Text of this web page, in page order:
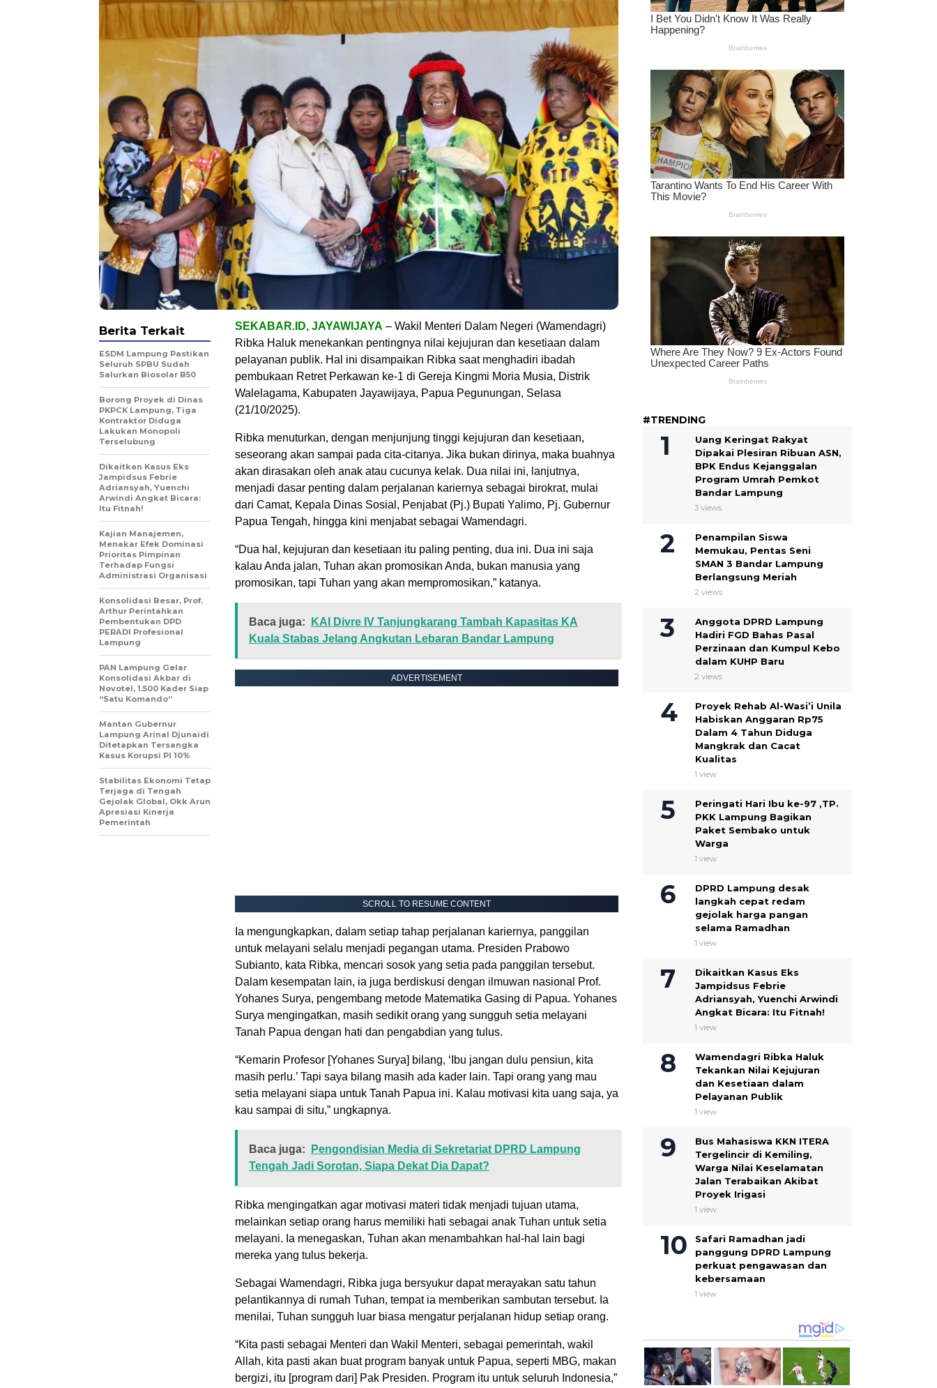
SEKABAR.ID, JAYAWIJAYA – Wakil Menteri Dalam Negeri (Wamendagri)
Ribka Haluk menekankan pentingnya nilai kejujuran dan kesetiaan dalam
pelayanan publik. Hal ini disampaikan Ribka saat menghadiri ibadah
pembukaan Retret Perkawan ke-1 di Gereja Kingmi Moria Musia, Distrik
Walelagama, Kabupaten Jayawijaya, Papua Pegunungan, Selasa
(21/10/2025).
Ribka menuturkan, dengan menjunjung tinggi kejujuran dan kesetiaan,
seseorang akan sampai pada cita-citanya. Jika bukan dirinya, maka buahnya
akan dirasakan oleh anak atau cucunya kelak. Dua nilai ini, lanjutnya,
menjadi dasar penting dalam perjalanan kariernya sebagai birokrat, mulai
dari Camat, Kepala Dinas Sosial, Penjabat (Pj.) Bupati Yalimo, Pj. Gubernur
Papua Tengah, hingga kini menjabat sebagai Wamendagri.
“Dua hal, kejujuran dan kesetiaan itu paling penting, dua ini. Dua ini saja
kalau Anda jalan, Tuhan akan promosikan Anda, bukan manusia yang
promosikan, tapi Tuhan yang akan mempromosikan,” katanya.
Baca juga:
KAI Divre IV Tanjungkarang Tambah Kapasitas KA
Kuala Stabas Jelang Angkutan Lebaran Bandar Lampung
ADVERTISEMENT
SCROLL TO RESUME CONTENT
Ia mengungkapkan, dalam setiap tahap perjalanan kariernya, panggilan
untuk melayani selalu menjadi pegangan utama. Presiden Prabowo
Subianto, kata Ribka, mencari sosok yang setia pada panggilan tersebut.
Dalam kesempatan lain, ia juga berdiskusi dengan ilmuwan nasional Prof.
Yohanes Surya, pengembang metode Matematika Gasing di Papua. Yohanes
Surya mengingatkan, masih sedikit orang yang sungguh setia melayani
Tanah Papua dengan hati dan pengabdian yang tulus.
“Kemarin Profesor [Yohanes Surya] bilang, ‘Ibu jangan dulu pensiun, kita
masih perlu.’ Tapi saya bilang masih ada kader lain. Tapi orang yang mau
setia melayani siapa untuk Tanah Papua ini. Kalau motivasi kita uang saja, ya
kau sampai di situ,” ungkapnya.
Baca juga:
Pengondisian Media di Sekretariat DPRD Lampung
Tengah Jadi Sorotan, Siapa Dekat Dia Dapat?
Ribka mengingatkan agar motivasi materi tidak menjadi tujuan utama,
melainkan setiap orang harus memiliki hati sebagai anak Tuhan untuk setia
melayani. Ia menegaskan, Tuhan akan menambahkan hal-hal lain bagi
mereka yang tulus bekerja.
Sebagai Wamendagri, Ribka juga bersyukur dapat merayakan satu tahun
pelantikannya di rumah Tuhan, tempat ia memberikan sambutan tersebut. Ia
menilai, Tuhan sungguh luar biasa mengatur perjalanan hidup setiap orang.
“Kita pasti sebagai Menteri dan Wakil Menteri, sebagai pemerintah, wakil
Allah, kita pasti akan buat program banyak untuk Papua, seperti MBG, makan
bergizi, itu [program dari] Pak Presiden. Program itu untuk seluruh Indonesia,”
Berita Terkait
ESDM Lampung Pastikan
Seluruh SPBU Sudah
Salurkan Biosolar B50
Borong Proyek di Dinas
PKPCK Lampung, Tiga
Kontraktor Diduga
Lakukan Monopoli
Terselubung
Dikaitkan Kasus Eks
Jampidsus Febrie
Adriansyah, Yuenchi
Arwindi Angkat Bicara:
Itu Fitnah!
Kajian Manajemen,
Menakar Efek Dominasi
Prioritas Pimpinan
Terhadap Fungsi
Administrasi Organisasi
Konsolidasi Besar, Prof.
Arthur Perintahkan
Pembentukan DPD
PERADI Profesional
Lampung
PAN Lampung Gelar
Konsolidasi Akbar di
Novotel, 1.500 Kader Siap
“Satu Komando”
Mantan Gubernur
Lampung Arinal Djunaidi
Ditetapkan Tersangka
Kasus Korupsi PI 10%
Stabilitas Ekonomi Tetap
Terjaga di Tengah
Gejolak Global, Okk Arun
Apresiasi Kinerja
Pemerintah
#TRENDING
Uang Keringat Rakyat
Dipakai Plesiran Ribuan ASN,
BPK Endus Kejanggalan
Program Umrah Pemkot
Bandar Lampung
3 views
Penampilan Siswa
Memukau, Pentas Seni
SMAN 3 Bandar Lampung
Berlangsung Meriah
2 views
Anggota DPRD Lampung
Hadiri FGD Bahas Pasal
Perzinaan dan Kumpul Kebo
dalam KUHP Baru
2 views
Proyek Rehab Al-Wasi’i Unila
Habiskan Anggaran Rp75
Dalam 4 Tahun Diduga
Mangkrak dan Cacat
Kualitas
1 view
Peringati Hari Ibu ke-97 ,TP.
PKK Lampung Bagikan
Paket Sembako untuk
Warga
1 view
DPRD Lampung desak
langkah cepat redam
gejolak harga pangan
selama Ramadhan
1 view
Dikaitkan Kasus Eks
Jampidsus Febrie
Adriansyah, Yuenchi Arwindi
Angkat Bicara: Itu Fitnah!
1 view
Wamendagri Ribka Haluk
Tekankan Nilai Kejujuran
dan Kesetiaan dalam
Pelayanan Publik
1 view
Bus Mahasiswa KKN ITERA
Tergelincir di Kemiling,
Warga Nilai Keselamatan
Jalan Terabaikan Akibat
Proyek Irigasi
1 view
Safari Ramadhan jadi
panggung DPRD Lampung
perkuat pengawasan dan
kebersamaan
1 view